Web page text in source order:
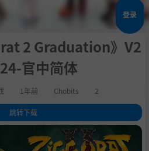
登录
2 Graduation》V2
官中简体
1年前 Chobits 2
跳转下载